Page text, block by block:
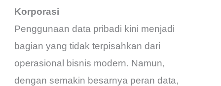
Korporasi
Penggunaan data pribadi kini menjadi
bagian yang tidak terpisahkan dari
operasional bisnis modern. Namun,
dengan semakin besarnya peran data,